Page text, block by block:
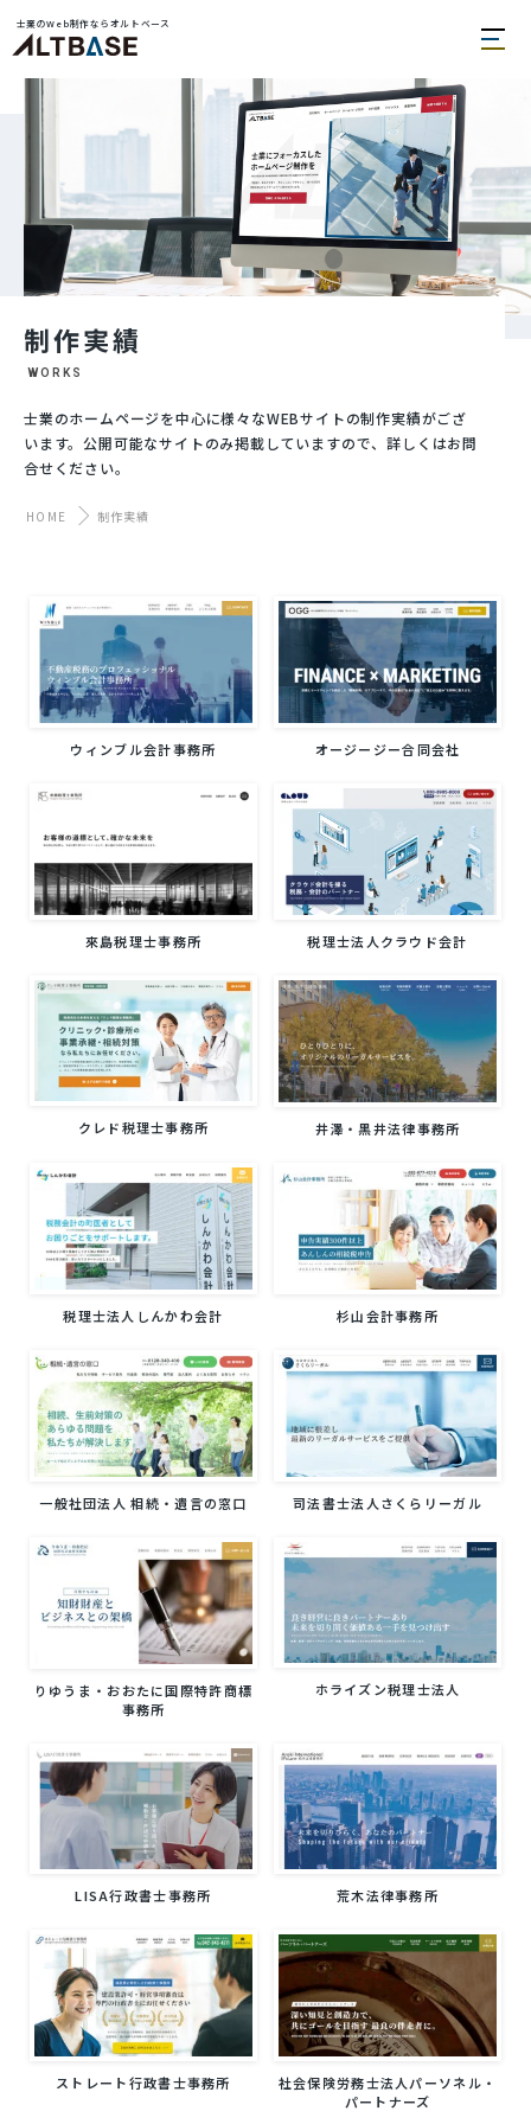
士業のWeb制作ならオルトベース
制作実績
WORKS
士業のホームページを中心に様々なWEBサイトの制作実績がござ
います。公開可能なサイトのみ掲載していますので、詳しくはお問
合せください。
HOME 制作実績
ウィンブル会計事務所 オージージー合同会社
來島税理士事務所 税理士法人クラウド会計
クレド税理士事務所 井澤・黒井法律事務所
税理士法人しんかわ会計 杉山会計事務所
一般社団法人 相続・遺言の窓口 司法書士法人さくらリーガル
りゆうま・おおたに国際特許商標
事務所
ホライズン税理士法人
LISA行政書士事務所 荒木法律事務所
ストレート行政書士事務所
社会保険労務士法人パーソネル・
パートナーズ